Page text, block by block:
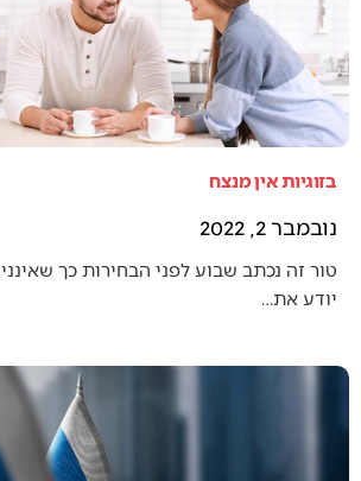
בזוגיות אין מנצח
נובמבר 2, 2022
טור זה נכתב שבוע לפני הבחירות כך שאינני
יודע את…